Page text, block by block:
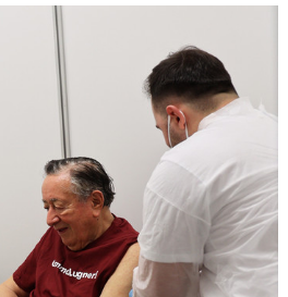
Website nutzen.
zur Website-Nutzung